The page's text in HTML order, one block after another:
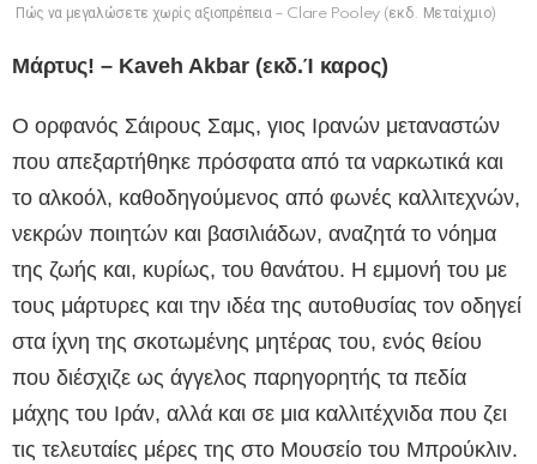
Πώς να μεγαλώσετε χωρίς αξιοπρέπεια – Clare Pooley (εκδ. Μεταίχμιο)
Μάρτυς! – Kaveh Akbar (εκδ.Ί καρος)
Ο ορφανός Σάιρους Σαμς, γιος Ιρανών μεταναστών
που απεξαρτήθηκε πρόσφατα από τα ναρκωτικά και
το αλκοόλ, καθοδηγούμενος από φωνές καλλιτεχνών,
νεκρών ποιητών και βασιλιάδων, αναζητά το νόημα
της ζωής και, κυρίως, του θανάτου. Η εμμονή του με
τους μάρτυρες και την ιδέα της αυτοθυσίας τον οδηγεί
στα ίχνη της σκοτωμένης μητέρας του, ενός θείου
που διέσχιζε ως άγγελος παρηγορητής τα πεδία
μάχης του Ιράν, αλλά και σε μια καλλιτέχνιδα που ζει
τις τελευταίες μέρες της στο Μουσείο του Μπρούκλιν.